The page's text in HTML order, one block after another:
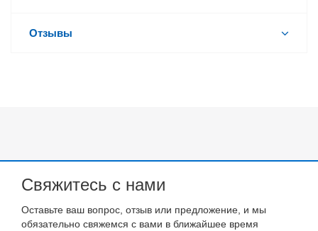
Отзывы
Свяжитесь с нами
Оставьте ваш вопрос, отзыв или предложение, и мы
обязательно свяжемся с вами в ближайшее время